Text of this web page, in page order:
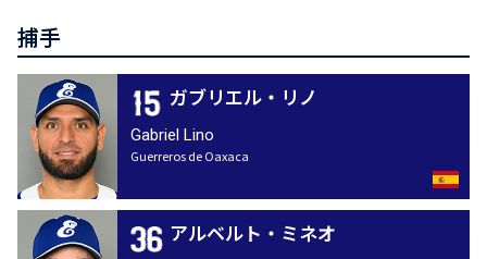
捕手
ガブリエル・リノ
Gabriel Lino
Guerreros de Oaxaca
アルベルト・ミネオ